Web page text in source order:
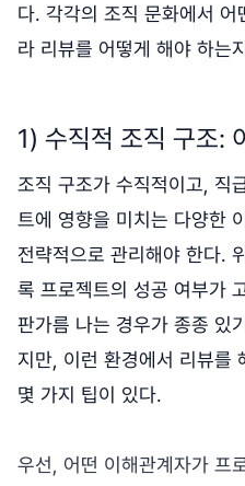
다. 각각의 조직 문화에서
라 리뷰를 어떻게 해야 하는
1) 수직적 조직 구조:
조직 구조가 수직적이고, 직
트에 영향을 미치는 다양한
전략적으로 관리해야 한다.
록 프로젝트의 성공 여부가
판가름 나는 경우가 종종 있
지만, 이런 환경에서 리뷰를
몇 가지 팁이 있다.
우선, 어떤 이해관계자가 프